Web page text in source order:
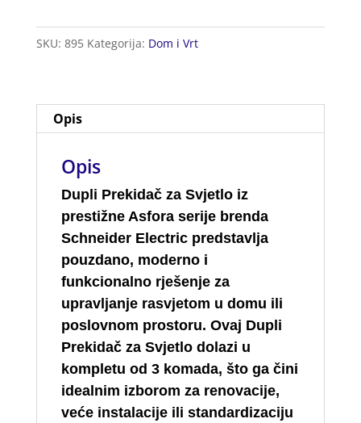
Svjetlo
3kom.
SKU: 895 Kategorija: Dom i Vrt
Opis
Opis
Dupli Prekidač za Svjetlo iz
prestižne Asfora serije brenda
Schneider Electric predstavlja
pouzdano, moderno i
funkcionalno rješenje za
upravljanje rasvjetom u domu ili
poslovnom prostoru. Ovaj Dupli
Prekidač za Svjetlo dolazi u
kompletu od 3 komada, što ga čini
idealnim izborom za renovacije,
veće instalacije ili standardizaciju